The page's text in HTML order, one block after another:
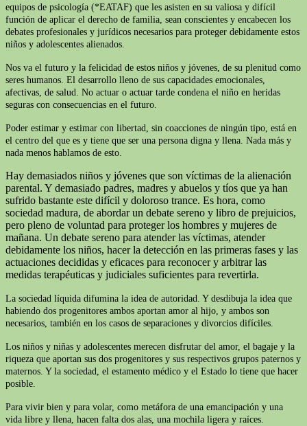
equipos de psicología (*EATAF) que les asisten en su valiosa y difícil
función de aplicar el derecho de familia, sean conscientes y encabecen los
debates profesionales y jurídicos necesarios para proteger debidamente estos
niños y adolescentes alienados.
Nos va el futuro y la felicidad de estos niños y jóvenes, de su plenitud como
seres humanos. El desarrollo lleno de sus capacidades emocionales,
afectivas, de salud. No actuar o actuar tarde condena el niño en heridas
seguras con consecuencias en el futuro.
Poder estimar y estimar con libertad, sin coacciones de ningún tipo, está en
el centro del que es y tiene que ser una persona digna y llena. Nada más y
nada menos hablamos de esto.
Hay demasiados niños y jóvenes que son víctimas de la alienación
parental. Y demasiado padres, madres y abuelos y tíos que ya han
sufrido bastante este difícil y doloroso trance. Es hora, como
sociedad madura, de abordar un debate sereno y libro de prejuicios,
pero pleno de voluntad para proteger los hombres y mujeres de
mañana. Un debate sereno para atender las víctimas, atender
debidamente los niños, hacer la detección en las primeras fases y las
actuaciones decididas y eficaces para reconocer y arbitrar las
medidas terapéuticas y judiciales suficientes para revertirla.
La sociedad líquida difumina la idea de autoridad. Y desdibuja la idea que
habiendo dos progenitores ambos aportan amor al hijo, y ambos son
necesarios, también en los casos de separaciones y divorcios difíciles.
Los niños y niñas y adolescentes merecen disfrutar del amor, el bagaje y la
riqueza que aportan sus dos progenitores y sus respectivos grupos paternos y
maternos. Y la sociedad, el estamento médico y el Estado lo tiene que hacer
posible.
Para vivir bien y para volar, como metáfora de una emancipación y una
vida libre y llena, hacen falta dos alas, una mochila ligera y raíces.